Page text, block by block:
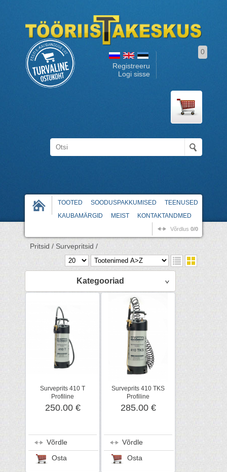
Registreeru
Logi sisse
0
TOOTED SOODUSPAKKUMISED
TEENUSED
KAUBAMÄRGID
MEIST KONTAKTANDMED
Võrdlus 0/0
Pritsid / Survepritsid /
Kategooriad
Surveprits 410 T
Profiline
250.00 €
Võrdle
Osta
Surveprits 410 TKS
Profiline
285.00 €
Võrdle
Osta